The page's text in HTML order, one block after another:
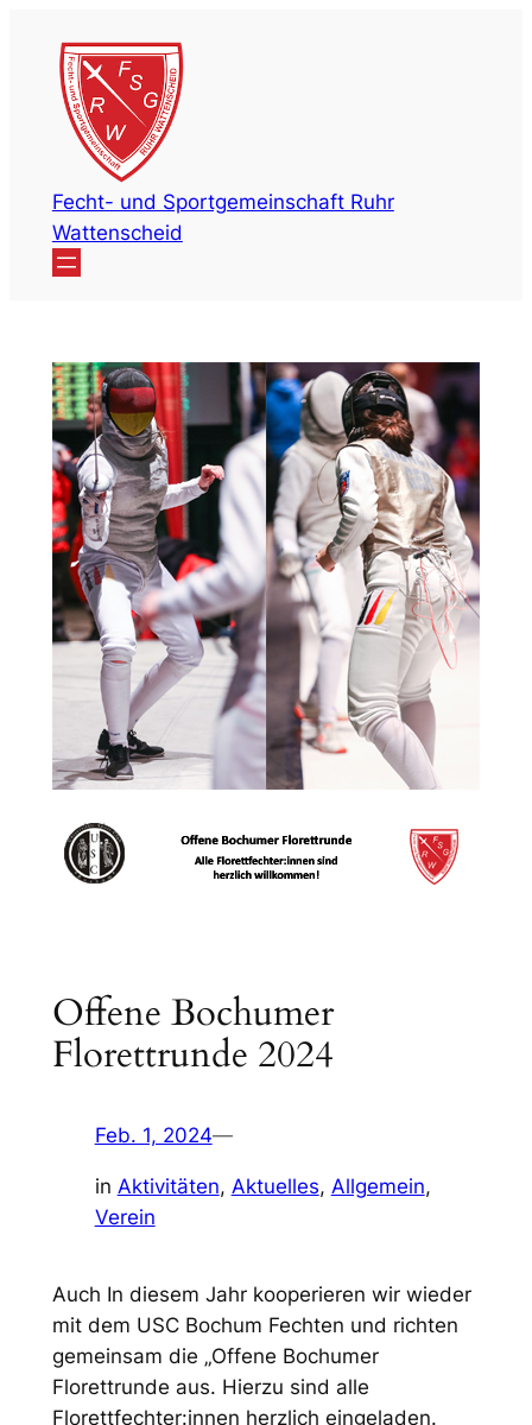
Inhalt
springen
Fecht- und Sportgemeinschaft Ruhr
Wattenscheid
Offene Bochumer
Florettrunde 2024
Feb. 1, 2024—
in Aktivitäten, Aktuelles, Allgemein
Verein
Auch In diesem Jahr kooperieren wir wieder
mit dem USC Bochum Fechten und richten
gemeinsam die „Offene Bochumer
Florettrunde aus. Hierzu sind alle
Florettfechter:innen herzlich eingeladen.